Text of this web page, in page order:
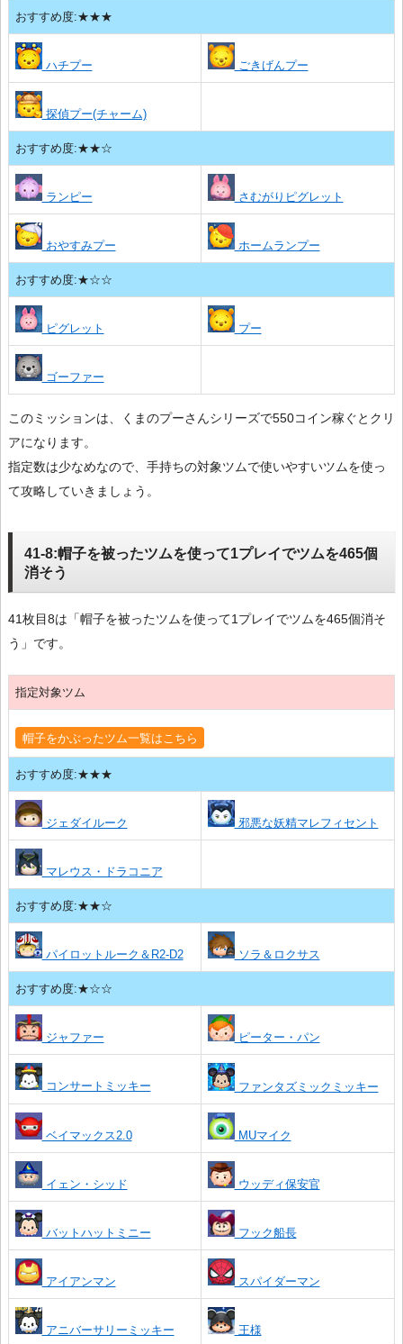
おすすめ度:★★★
ハチプー ごきげんプー
探偵プー(チャーム)
おすすめ度:★★☆
ランピー さむがりピグレット
おやすみプー ホームランプー
おすすめ度:★☆☆
ピグレット プー
ゴーファー
このミッションは、くまのプーさんシリーズで550コイン稼ぐとクリ
アになります。
指定数は少なめなので、手持ちの対象ツムで使いやすいツムを使っ
て攻略していきましょう。
41-8:帽子を被ったツムを使って1プレイでツムを465個
消そう
41枚目8は「帽子を被ったツムを使って1プレイでツムを465個消そ
う」です。
指定対象ツム
帽子をかぶったツム一覧はこちら
おすすめ度:★★★
ジェダイルーク 邪悪な妖精マレフィセント
マレウス・ドラコニア
おすすめ度:★★☆
パイロットルーク＆R2-D2 ソラ＆ロクサス
おすすめ度:★☆☆
ジャファー ピーター・パン
コンサートミッキー ファンタズミックミッキー
ベイマックス2.0 MUマイク
イェン・シッド ウッディ保安官
バットハットミニー フック船長
アイアンマン スパイダーマン
アニバーサリーミッキー 王様